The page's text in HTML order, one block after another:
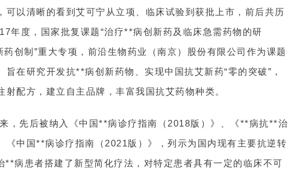
可以清晰的看到艾可宁从立项、临床试验到获批上市，前后共历
年度，国家批复课题“治疗**病创新药及临床急需药物的研
药创制”重大专项，前沿生物药业（南京）股份有限公司作为课题
旨在研究开发抗**病创新药物、实现中国抗艾新药“零的突破”，
射配方，建立自主品牌，丰富我国抗艾药物种类。
，先后被纳入《中国**病诊疗指南（2018版）》、《**病抗**治
《中国**病诊疗指南（2021版）》，列示为国内现有主要抗逆转
**病患者搭建了新型简化疗法，对特定患者具有一定的临床不可